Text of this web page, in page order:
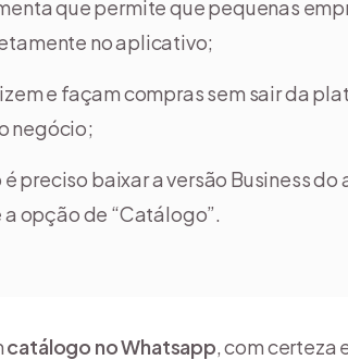
que permite que pequenas
no aplicativo;
e façam compras sem sair da
negócio;
preciso baixar a versão Business do
opção de “Catálogo”.
catálogo no Whatsapp, com certeza